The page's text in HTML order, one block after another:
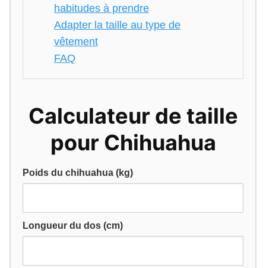
habitudes à prendre
Adapter la taille au type de
vêtement
FAQ
Calculateur de taille
pour Chihuahua
Poids du chihuahua (kg)
Longueur du dos (cm)